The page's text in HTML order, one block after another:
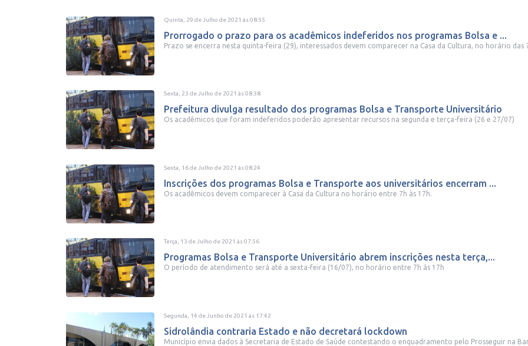
Quinta, 29 de Julho de 2021 às08:55
Prorrogado o prazo para os acadêmicos indeferidos nos programas Bolsa e ...
Prazo se encerra nesta quinta-feira (29), interessados devem comparecer na Casa da Cultura, no horário das
Sexta, 23 de Julho de 2021 às08:38
Prefeitura divulga resultado dos programas Bolsa e Transporte Universitário
Os acadêmicos que foram indeferidos poderão apresentar recursos na segunda e terça-feira (26 e 27/07)
Sexta, 16 de Julho de 2021 às08:24
Inscrições dos programas Bolsa e Transporte aos universitários encerram ...
Os acadêmicos devem comparecer à Casa da Cultura no horário entre 7h às 17h.
Terça, 13 de Julho de 2021 às07:56
Programas Bolsa e Transporte Universitário abrem inscrições nesta terça,...
O período de atendimento será até a sexta-feira (16/07), no horário entre 7h às 17h
Segunda, 14 de Junho de 2021 às 17:42
Sidrolândia contraria Estado e não decretará lockdown
Município envia dados à Secretaria de Estado de Saúde contestando o enquadramento pelo Prosseguir na